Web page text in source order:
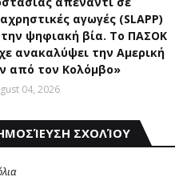
αγωγές (SLAPP)
την ψηφιακή βία. Το ΠΑΣΟΚ
ανακαλύψει την Αμερική
από τον Κολόμβο»
04, 2026
ΣΧΟΛΊΟΥ